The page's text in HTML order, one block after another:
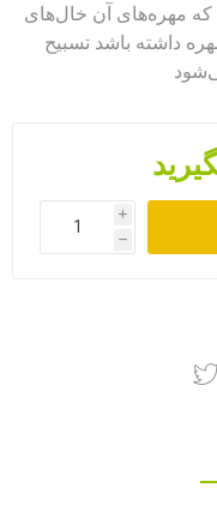
که مهره‌های آن خال‌های
داشته باشد تسبیح
i
h